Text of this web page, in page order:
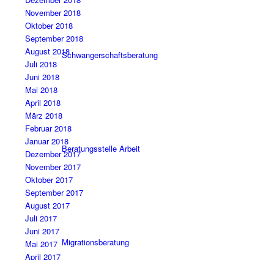
Schwangerschaftsberatung
Beratungsstelle Arbeit
Migrationsberatung
November 2018
Oktober 2018
September 2018
August 2018
Juli 2018
Juni 2018
Mai 2018
April 2018
März 2018
Februar 2018
Januar 2018
Dezember 2017
November 2017
Oktober 2017
September 2017
August 2017
Juli 2017
Juni 2017
Mai 2017
April 2017